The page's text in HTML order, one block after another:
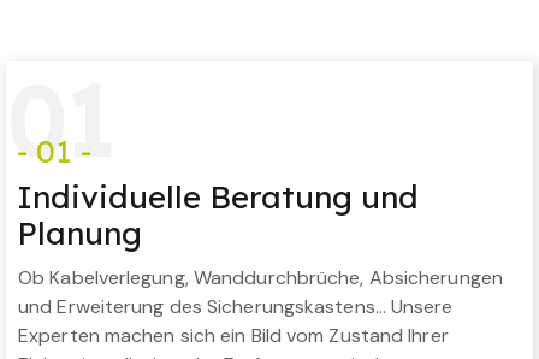
01
- 01 -
Individuelle Beratung und
Planung
Ob Kabelverlegung, Wanddurchbrüche, Absicherungen
und Erweiterung des Sicherungskastens… Unsere
Experten machen sich ein Bild vom Zustand Ihrer